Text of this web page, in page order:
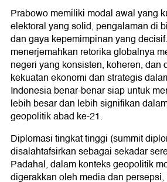
Prabowo memiliki modal awal yang
elektoral yang solid, pengalaman di
dan gaya kepemimpinan yang
menerjemahkan retorika globalnya
negeri yang konsisten, koheren, dan
kekuatan ekonomi dan strategis
Indonesia benar-benar siap untuk
lebih besar dan lebih signifikan
geopolitik abad ke-21.
Diplomasi tingkat tinggi (summit
disalahtafsirkan sebagai sekadar
Padahal, dalam konteks geopolitik
digerakkan oleh media dan